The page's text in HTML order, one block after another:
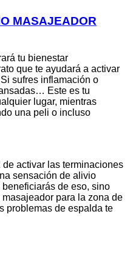
MASAJEADOR
tu bienestar
que te ayudará a activar
sufres inflamación o
Este es tu
lugar, mientras
una peli o incluso
de activar las terminaciones
sensación de alivio
de eso, sino
para la zona de
problemas de espalda te